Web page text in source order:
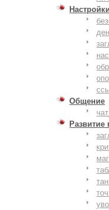
Общение
Развитие
маг